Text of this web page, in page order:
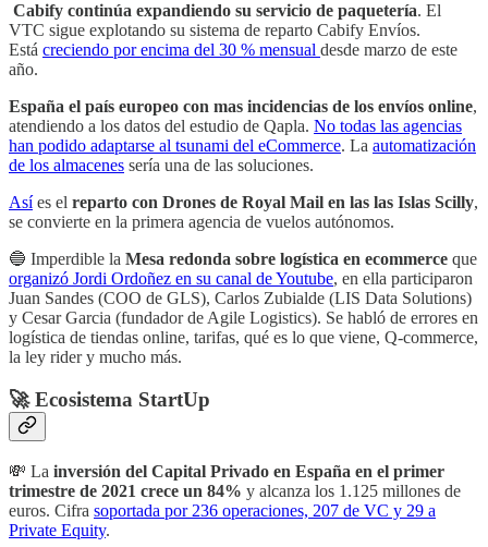
Cabify continúa expandiendo su servicio de paquetería. El
VTC sigue explotando su sistema de reparto Cabify Envíos.
Está creciendo por encima del 30 % mensual desde marzo de este
año.
España el país europeo con mas incidencias de los envíos online,
atendiendo a los datos del estudio de Qapla. No todas las agencias
han podido adaptarse al tsunami del eCommerce. La automatización
de los almacenes sería una de las soluciones.
Asíes el reparto con Drones de Royal Mail en las las Islas Scilly,
se convierte en la primera agencia de vuelos autónomos.
🔵 Imperdible la Mesa redonda sobre logística en ecommerce que
organizó Jordi Ordoñez en su canal de Youtube, en ella participaron
Juan Sandes (COO de GLS), Carlos Zubialde (LIS Data Solutions)
y Cesar Garcia (fundador de Agile Logistics). Se habló de errores en
logística de tiendas online, tarifas, qué es lo que viene, Q-commerce,
la ley rider y mucho más.
🚀 Ecosistema StartUp
💸 La inversión del Capital Privado en España en el primer
trimestre de 2021 crece un 84% y alcanza los 1.125 millones de
euros. Cifra soportada por 236 operaciones, 207 de VC y 29 a
Private Equity.